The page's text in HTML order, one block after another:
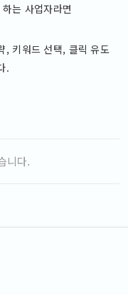
는 사업자라면
, 키워드 선택, 클릭 유도
.
니다.